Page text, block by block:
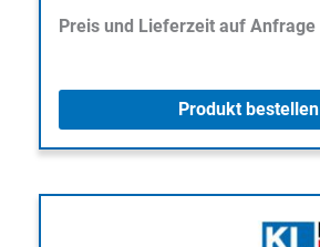
Preis und Lieferzeit auf Anfrage
Produkt bestellen